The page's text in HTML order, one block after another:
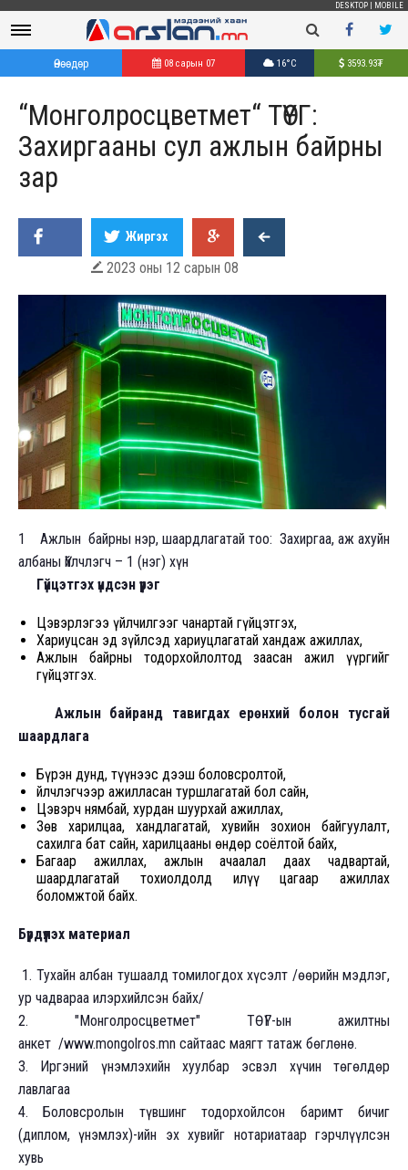
DESKTOP MOBILE
Өнөөдөр 08 сарын 07 16°C 3593.93₮
“Монголросцветмет“ ТӨҮГ:
Захиргааны сул ажлын байрны
зар
Жиргэх
 2023 оны 12 сарын 08
1 Ажлын байрны нэр, шаардлагатай тоо: Захиргаа, аж ахуйн
албаны Үйлчлэгч – 1 (нэг) хүн
Гүйцэтгэх үндсэн үүрэг
Цэвэрлэгээ үйлчилгээг чанартай гүйцэтгэх,
Хариуцсан эд зүйлсэд хариуцлагатай хандаж ажиллах,
Ажлын байрны тодорхойлолтод заасан ажил үүргийг
гүйцэтгэх.
Ажлын байранд тавигдах ерөнхий болон тусгай
шаардлага
Бүрэн дунд, түүнээс дээш боловсролтой,
Үйлчлэгчээр ажилласан туршлагатай бол сайн,
Цэвэрч нямбай, хурдан шуурхай ажиллах,
Зөв харилцаа, хандлагатай, хувийн зохион байгуулалт,
сахилга бат сайн, харилцааны өндөр соёлтой байх,
Багаар ажиллах, ажлын ачаалал даах чадвартай,
шаардлагатай тохиолдолд илүү цагаар ажиллах
боломжтой байх.
Бүрдүүлэх материал
1. Тухайн албан тушаалд томилогдох хүсэлт /өөрийн мэдлэг,
ур чадвараа илэрхийлсэн байх/
2. "Монголросцветмет" ТӨҮГ-ын ажилтны
анкет /www.mongolros.mn сайтаас маягт татаж бөглөнө.
3. Иргэний үнэмлэхийн хуулбар эсвэл хүчин төгөлдөр
лавлагаа
4. Боловсролын түвшинг тодорхойлсон баримт бичиг
(диплом, үнэмлэх)-ийн эх хувийг нотариатаар гэрчлүүлсэн
хувь